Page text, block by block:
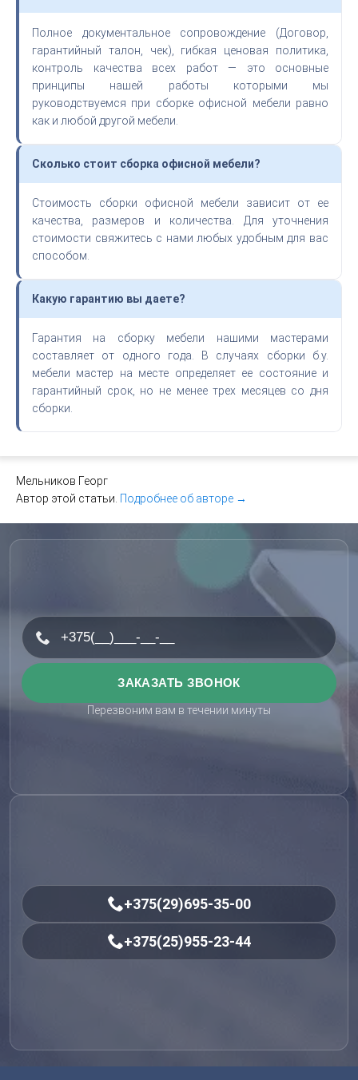
Полное документальное сопровождение (Договор,
гарантийный талон, чек), гибкая ценовая политика,
контроль качества всех работ — это основные
принципы нашей работы которыми мы
руководствуемся при сборке офисной мебели равно
как и любой другой мебели.
Сколько стоит сборка офисной мебели?
Стоимость сборки офисной мебели зависит от ее
качества, размеров и количества. Для уточнения
стоимости свяжитесь с нами любых удобным для вас
способом.
Какую гарантию вы даете?
Гарантия на сборку мебели нашими мастерами
составляет от одного года. В случаях сборки б.у.
мебели мастер на месте определяет ее состояние и
гарантийный срок, но не менее трех месяцев со дня
сборки.
Мельников Георг
Автор этой статьи. Подробнее об авторе →
Перезвоним вам в течении минуты
+375(29)695-35-00
+375(25)955-23-44